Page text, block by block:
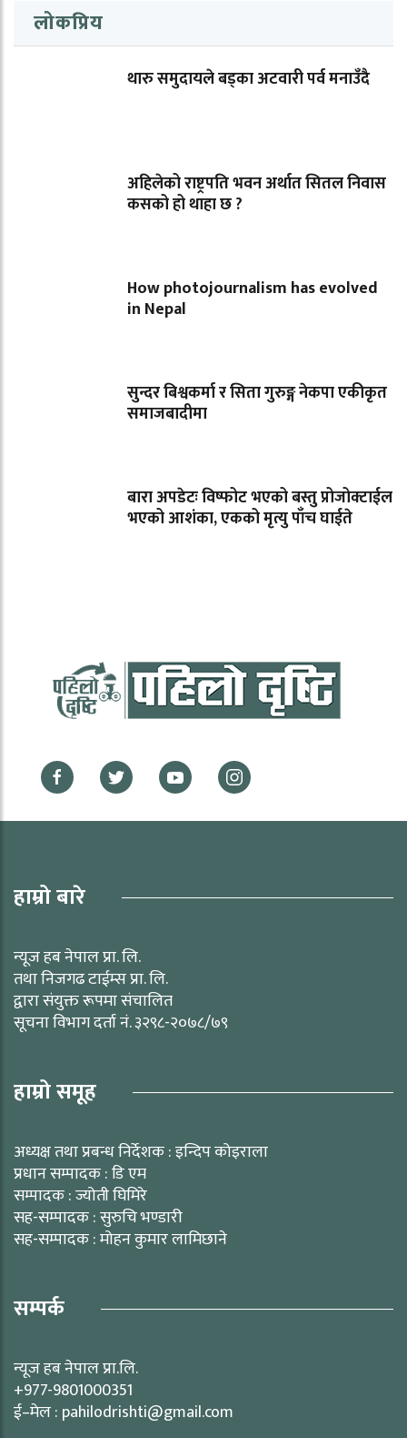
लोकप्रिय
थारु समुदायले बड्का अटवारी पर्व मनाउँदै
अहिलेको राष्ट्रपति भवन अर्थात सितल निवास
कसको हो थाहा छ ?
How photojournalism has evolved
in Nepal
सुन्दर बिश्वकर्मा र सिता गुरुङ्ग नेकपा एकीकृत
समाजबादीमा
बारा अपडेटः विष्फोट भएको बस्तु प्रोजोक्टाईल
भएको आशंका, एकको मृत्यु पाँच घाईते
हाम्रो बारे
न्यूज हब नेपाल प्रा. लि.
तथा निजगढ टाईम्स प्रा. लि.
द्वारा संयुक्त रूपमा संचालित
सूचना विभाग दर्ता नं. ३२९८-२०७८/७९
हाम्रो समूह
अध्यक्ष तथा प्रबन्ध निर्देशक : इन्दिप कोइराला
प्रधान सम्पादक : डि एम
सम्पादक : ज्योती घिमिरे
सह-सम्पादक : सुरुचि भण्डारी
सह-सम्पादक : मोहन कुमार लामिछाने
सम्पर्क
न्यूज हब नेपाल प्रा.लि.
+977-9801000351
ई–मेल : pahilodrishti@gmail.com